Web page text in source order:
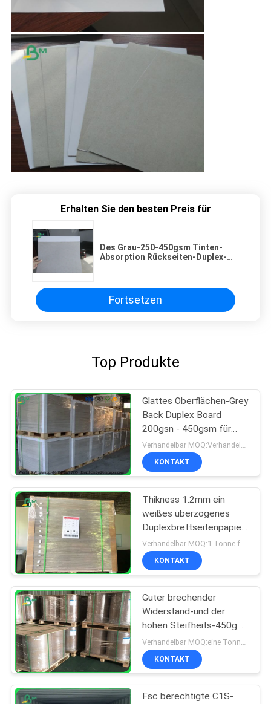
Erhalten Sie den besten Preis für
Des Grau-250-450gsm Tinten-
Absorption Rückseiten-Duplex-
Fortsetzen
Top Produkte
Glattes Oberflächen-Grey
Back Duplex Board
200gsn - 450gsm für
Bucheinband des
gebundenen Buches
Verhandelbar MOQ:Verhandelbar
KONTAKT
Thikness 1.2mm ein
weißes überzogenes
Duplexbrettseitenpapier
in den Blättern
Verhandelbar MOQ:1 Tonne für allgemeine Größe u. 10 Tonnen für Sondergröße
KONTAKT
Guter brechender
Widerstand-und der
hohen Steifheits-450g
Lehm beschichtete
Duplexpapier in der Rolle
KONTAKT
Fsc berechtigte C1S-